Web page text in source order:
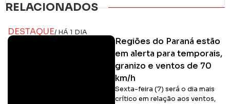
RELACIONADOS
DESTAQUE/ HÁ 1 DIA
Regiões do Paraná estão
em alerta para temporais,
granizo e ventos de 70
km/h
Sexta-feira (7) será o dia mais
crítico em relação aos ventos,